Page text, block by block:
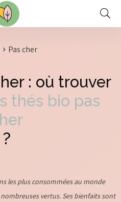
Pas cher
: où trouver
thés bio pas
?
les plus consommées au monde
vertus. Ses bienfaits sont